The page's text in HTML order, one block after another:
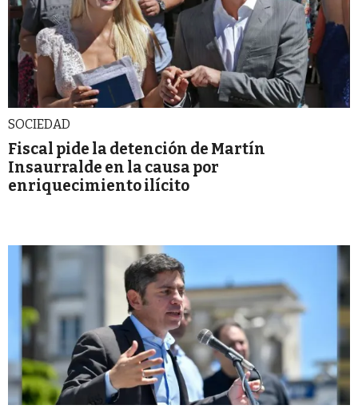
SOCIEDAD
Fiscal pide la detención de Martín
Insaurralde en la causa por
enriquecimiento ilícito